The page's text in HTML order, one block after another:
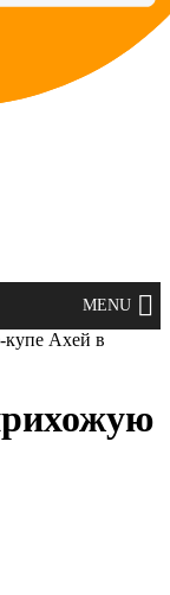
Ахей в